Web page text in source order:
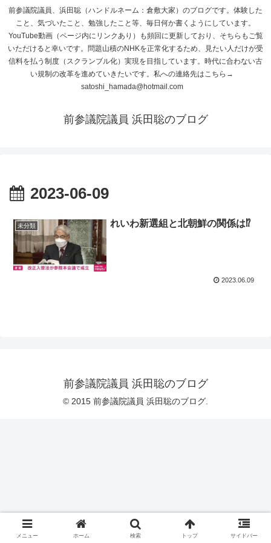
前参議院議員、浜田聡（ハンドルネーム：倉敷大家）のブログです。体験した
こと、気づいたこと、勉強したこと等、毎日何か書くようにしています。
YouTube動画（ページ内にリンクあり）も頻回に更新しており、そちらもご覧
いただけると幸いです。問題山積のNHKを正常化するため、見たい人だけが受
信料を払う制度（スクランブル化）実現を目指しています。時代に合わない古
い規制の改革を進めていきたいです。私への連絡先はこちら→
satoshi_hamada@hotmail.com
前参議院議員 浜田聡のブログ
2023-06-09
未分類 れいわ新選組と北朝鮮の関係は⁉
2023.06.09
前参議院議員 浜田聡のブログ
© 2015 前参議院議員 浜田聡のブログ.
メニュー ホーム 検索 トップ サイドバー